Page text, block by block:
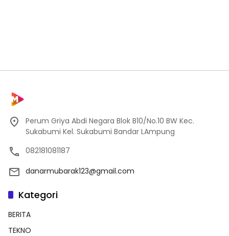
Perum Griya Abdi Negara Blok B10/No.10 BW Kec.
Sukabumi Kel. Sukabumi Bandar LAmpung
082181081187
danarmubarak123@gmail.com
Kategori
BERITA
TEKNO